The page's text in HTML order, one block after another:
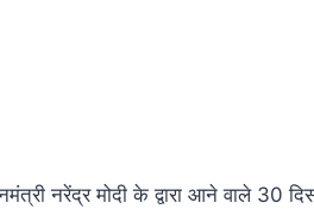
नरेंद्र मोदी के द्वारा आने वाले 30